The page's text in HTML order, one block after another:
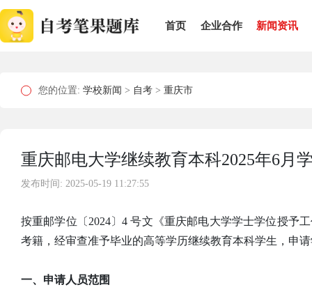
首页 企业合作 新闻资讯
您的位置: 学校新闻 > 自考 > 重庆市
重庆邮电大学继续教育本科2025年6月
发布时间: 2025-05-19 11:27:55
按重邮学位〔2024〕4 号文《重庆邮电大学学士学位授予
考籍，经审查准予毕业的高等学历继续教育本科学生，申
一、申请人员范围